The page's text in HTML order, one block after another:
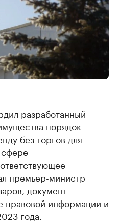
разработанный
порядок
без торгов для
премьер-министр
документ
правовой информации и
года.